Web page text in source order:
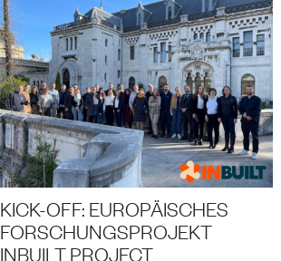
KICK-OFF: EUROPÄISCHES
FORSCHUNGSPROJEKT
INBUILT PROJECT